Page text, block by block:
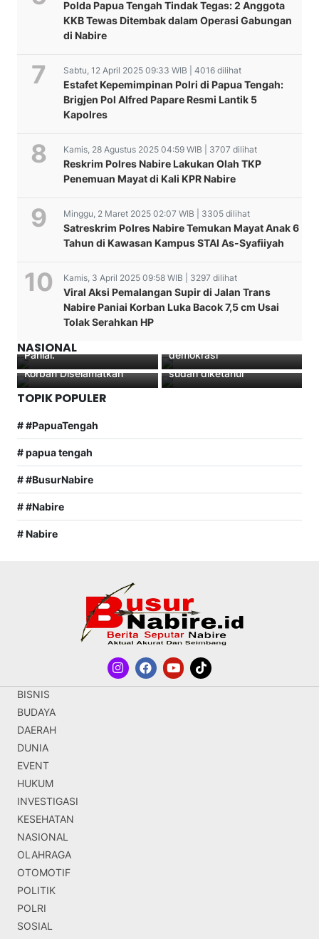
Polda Papua Tengah Tindak Tegas: 2 Anggota
KKB Tewas Ditembak dalam Operasi Gabungan
di Nabire
Sabtu, 12 April 2025 09:33 WIB | 4016 dilihat
Estafet Kepemimpinan Polri di Papua Tengah:
Brigjen Pol Alfred Papare Resmi Lantik 5
Kapolres
Kamis, 28 Agustus 2025 04:59 WIB | 3707 dilihat
Reskrim Polres Nabire Lakukan Olah TKP
Penemuan Mayat di Kali KPR Nabire
Minggu, 2 Maret 2025 02:07 WIB | 3305 dilihat
Satreskrim Polres Nabire Temukan Mayat Anak 6
Tahun di Kawasan Kampus STAI As-Syafiiyah
Kamis, 3 April 2025 09:58 WIB | 3297 dilihat
Viral Aksi Pemalangan Supir di Jalan Trans
Nabire Paniai Korban Luka Bacok 7,5 cm Usai
Tolak Serahkan HP
NASIONAL
Polres Dogiyai
melaksanakan patroli
malam pasca antisipasi
Paniai.
Hari PERS NASIONAL
demokrasi “
Polri Tangkap 457
Tersangka TPPO, 1.476
Korban Diselamatkan
Yatamo Kabupaten Paniai
sudah diketahui
TOPIK POPULER
# #PapuaTengah
# papua tengah
# #BusurNabire
# #Nabire
# Nabire
BISNIS
BUDAYA
DAERAH
DUNIA
EVENT
HUKUM
INVESTIGASI
KESEHATAN
NASIONAL
OLAHRAGA
OTOMOTIF
POLITIK
POLRI
SOSIAL